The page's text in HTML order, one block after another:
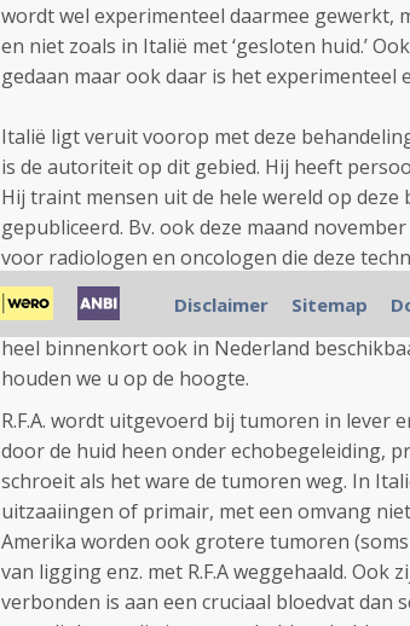
wordt wel experimenteel daarmee gewerkt,
en niet zoals in Italië met ‘gesloten huid.’
gedaan maar ook daar is het experimenteel
Italië ligt veruit voorop met deze
is de autoriteit op dit gebied. Hij heeft
Hij traint mensen uit de hele wereld op
gepubliceerd. Bv. ook deze maand
voor radiologen en oncologen die deze
bronnen dat Nederlandse radiologen/artsen
dit niet met zekerheid te zeggen. Maar
heel binnenkort ook in Nederland
houden we u op de hoogte.
R.F.A. wordt uitgevoerd bij tumoren in lever
door de huid heen onder echobegeleiding,
schroeit als het ware de tumoren weg. In
uitzaaiingen of primair, met een omvang
Amerika worden ook grotere tumoren
van ligging enz. met R.F.A weggehaald.
verbonden is aan een cruciaal bloedvat dan
Disclaimer Sitemap